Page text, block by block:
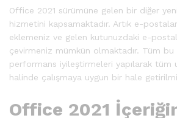
Office 2021 sürümüne gelen bir diğer
hizmetini kapsamaktadır. Artık e-
eklemeniz ve gelen kutunuzdaki e-
çevirmeniz mümkün olmaktadır. Tüm bu
performans iyileştirmeleri yapılarak tüm
halinde çalışmaya uygun bir hale
Office 2021